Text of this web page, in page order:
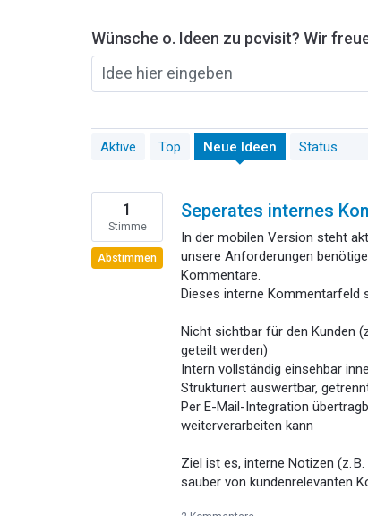
Wünsche o. Ideen zu pcvisit? Wir
Idee hier eingeben
Aktive Top Neue Ideen Status
51
gefundene
Seperates internes
In der mobilen Version steht
unsere Anforderungen
Kommentare.
Dieses interne Kommentarfeld
Nicht sichtbar für den Kunden
geteilt werden)
Intern vollständig einsehbar
Strukturiert auswertbar,
Per E-Mail-Integration
weiterverarbeiten kann
Ziel ist es, interne Notizen (z.
sauber von kundenrelevanten
1
Stimme
Abstimmen